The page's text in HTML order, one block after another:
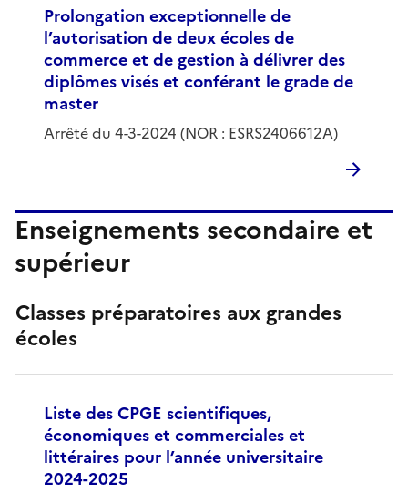
Prolongation exceptionnelle de
l’autorisation de deux écoles de
commerce et de gestion à délivrer des
diplômes visés et conférant le grade de
master
Arrêté du 4-3-2024 (NOR : ESRS2406612A)
Enseignements secondaire et
supérieur
Classes préparatoires aux grandes
écoles
Liste des CPGE scientifiques,
économiques et commerciales et
littéraires pour l’année universitaire
2024-2025